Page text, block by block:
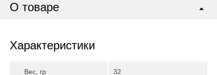
О товаре
Характеристики
Вес, гр 32